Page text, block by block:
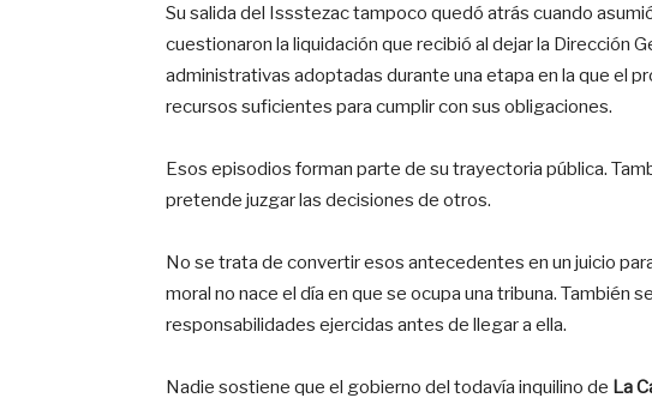
Su salida del Issstezac tampoco quedó atrás cuando
cuestionaron la liquidación que recibió al dejar la Dirección
administrativas adoptadas durante una etapa en la que el
recursos suficientes para cumplir con sus obligaciones.
Esos episodios forman parte de su trayectoria pública.
pretende juzgar las decisiones de otros.
No se trata de convertir esos antecedentes en un juicio
moral no nace el día en que se ocupa una tribuna.
responsabilidades ejercidas antes de llegar a ella.
Nadie sostiene que el gobierno del todavía inquilino de La